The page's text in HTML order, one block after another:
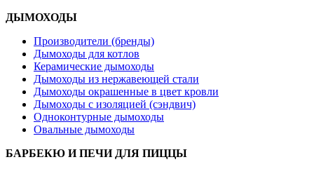
ДЫМОХОДЫ
Производители (бренды)
Дымоходы для котлов
Керамические дымоходы
Дымоходы из нержавеющей стали
Дымоходы окрашенные в цвет кровли
Дымоходы с изоляцией (сэндвич)
Одноконтурные дымоходы
Овальные дымоходы
БАРБЕКЮ И ПЕЧИ ДЛЯ ПИЦЦЫ